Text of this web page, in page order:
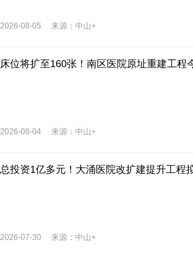
2026-08-05 来源：中山+
床位将扩至160张！南区医院原址重建工程
2026-08-04 来源：中山+
总投资1亿多元！大涌医院改扩建提升工程
2026-07-30 来源：中山+